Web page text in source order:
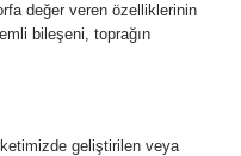
değer veren özelliklerinin
bileşeni, toprağın
geliştirilen veya